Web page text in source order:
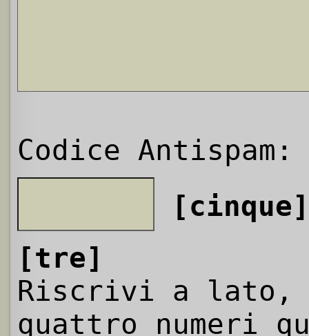
Codice Antispam:
[cinque]
[tre]
Riscrivi a
quattro numeri